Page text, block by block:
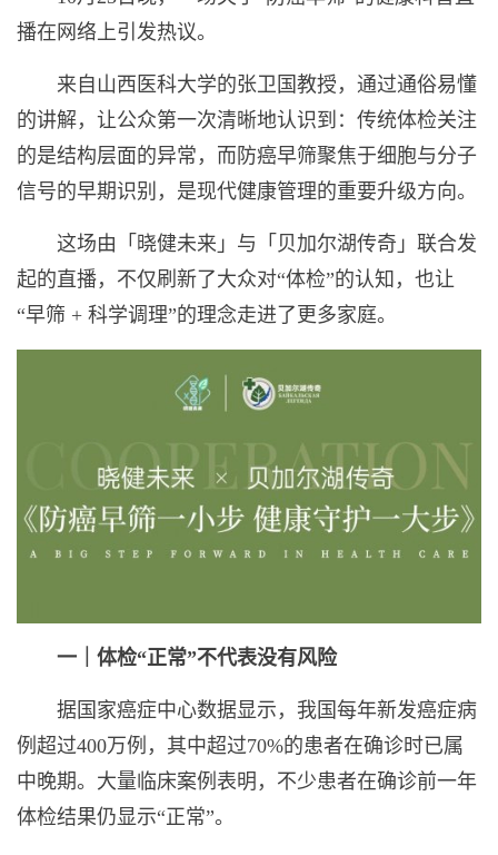
播在网络上引发热议。
来自山西医科大学的张卫国教授，通过通俗易懂
的讲解，让公众第一次清晰地认识到：传统体检关注
的是结构层面的异常，而防癌早筛聚焦于细胞与分子
信号的早期识别，是现代健康管理的重要升级方向。
这场由「晓健未来」与「贝加尔湖传奇」联合发
起的直播，不仅刷新了大众对“体检”的认知，也让
“早筛 + 科学调理”的理念走进了更多家庭。
一｜体检“正常”不代表没有风险
据国家癌症中心数据显示，我国每年新发癌症病
例超过400万例，其中超过70%的患者在确诊时已属
中晚期。大量临床案例表明，不少患者在确诊前一年
体检结果仍显示“正常”。